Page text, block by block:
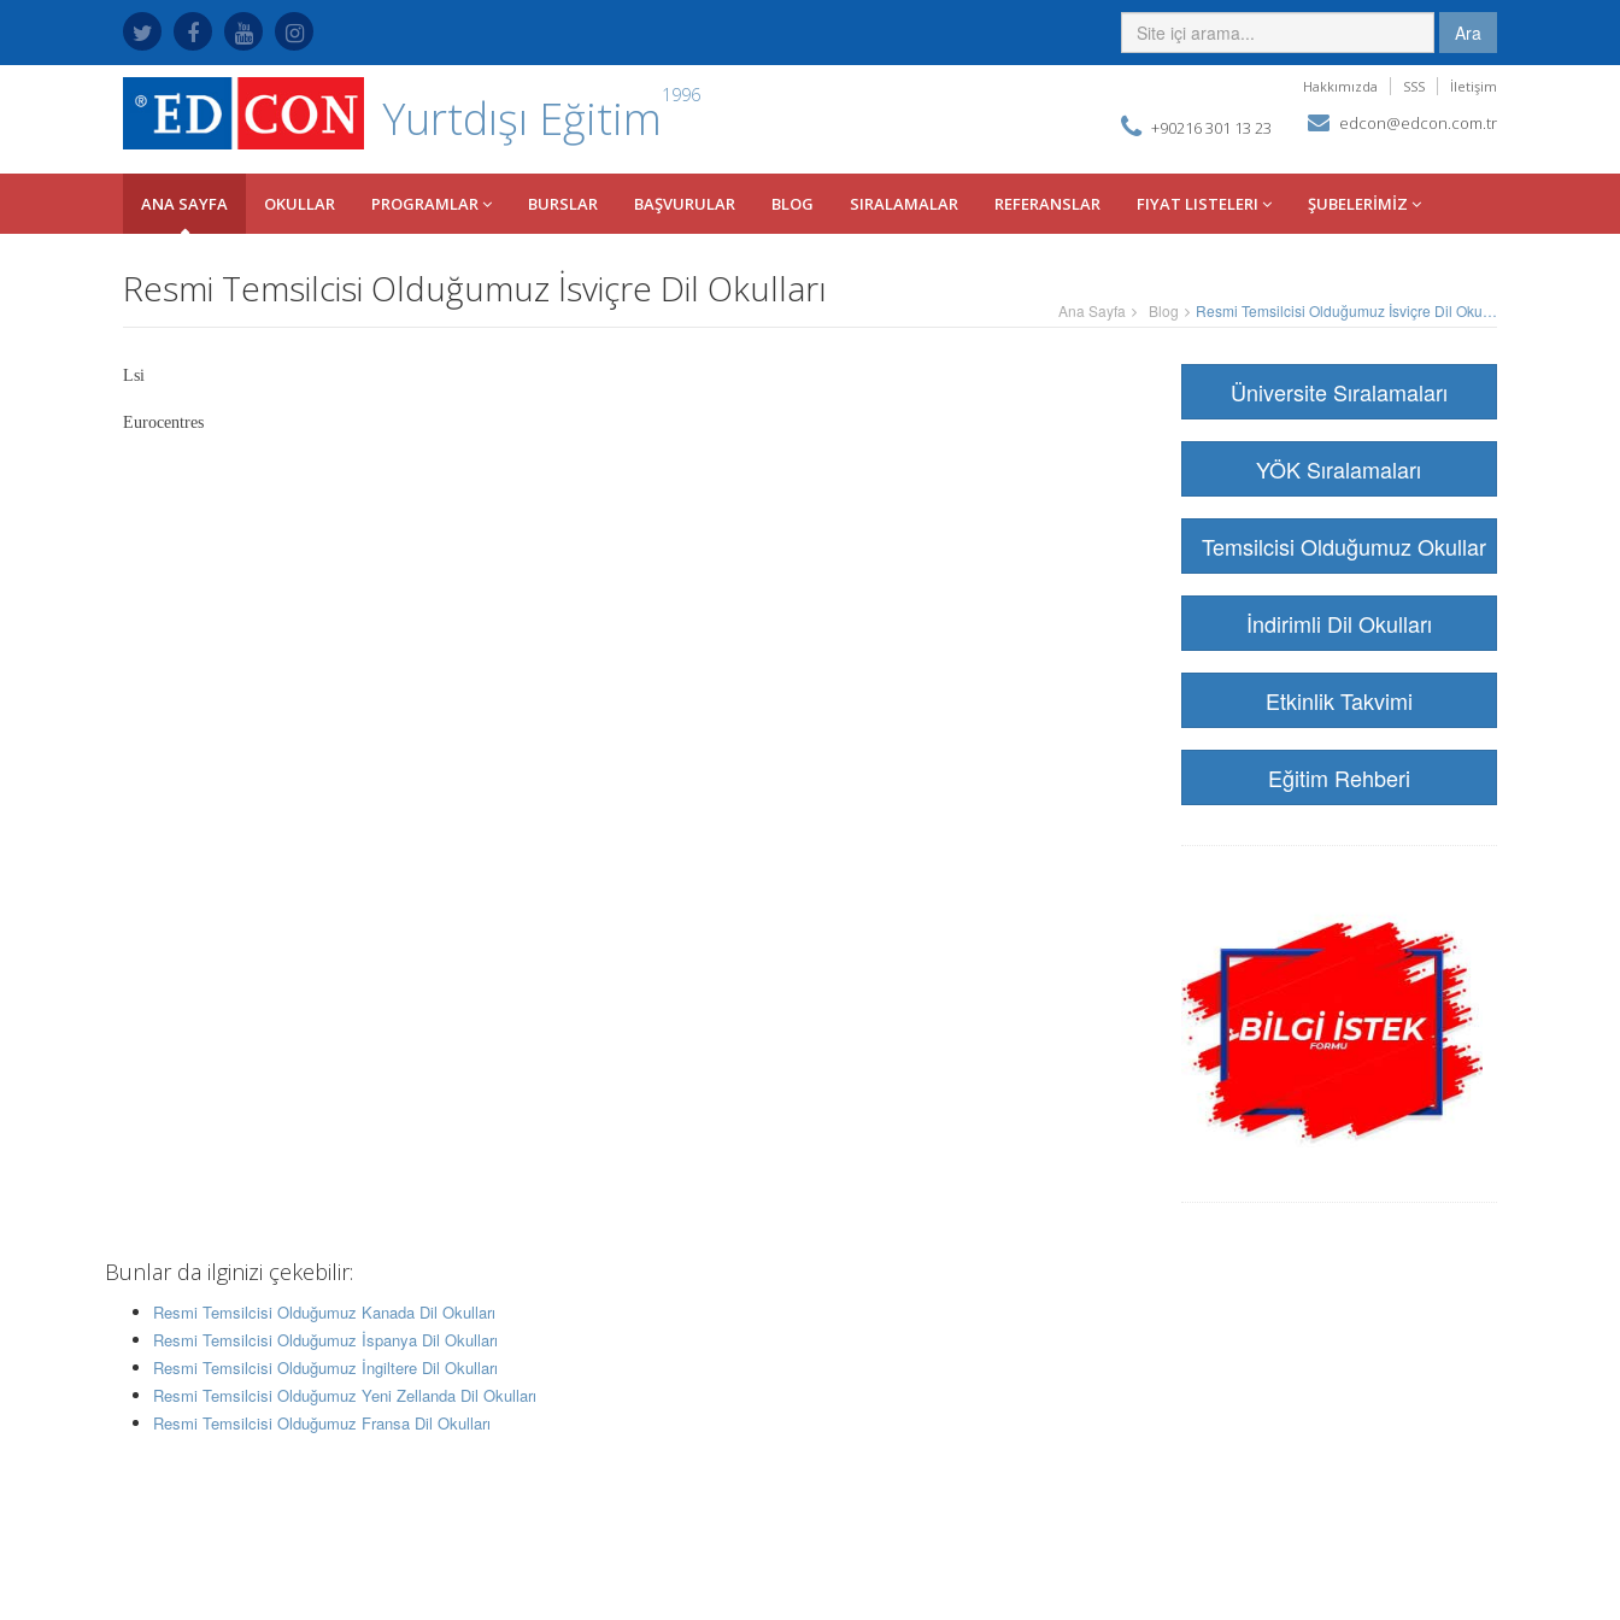
Ara
1996
Yurtdışı Eğitim
Hakkımızda SSS İletişim
+90216 301 13 23 edcon@edcon.com.tr
ANA SAYFA OKULLAR PROGRAMLAR BURSLAR BAŞVURULAR BLOG SIRALAMALAR REFERANSLAR FIYAT LISTELERI ŞUBELERİMİZ
Resmi Temsilcisi Olduğumuz İsviçre Dil Okulları Ana Sayfa Blog Resmi Temsilcisi Olduğumuz İsviçre Dil Okulları
Lsi
Eurocentres
Üniversite Sıralamaları
YÖK Sıralamaları
Temsilcisi Olduğumuz Okullar
İndirimli Dil Okulları
Etkinlik Takvimi
Eğitim Rehberi
Bunlar da ilginizi çekebilir:
Resmi Temsilcisi Olduğumuz Kanada Dil Okulları
Resmi Temsilcisi Olduğumuz İspanya Dil Okulları
Resmi Temsilcisi Olduğumuz İngiltere Dil Okulları
Resmi Temsilcisi Olduğumuz Yeni Zellanda Dil Okulları
Resmi Temsilcisi Olduğumuz Fransa Dil Okulları